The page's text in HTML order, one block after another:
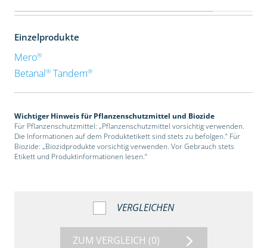
Einzelprodukte
Mero®
Betanal®Tandem®
Wichtiger Hinweis für Pflanzenschutzmittel und Biozide
Für Pflanzenschutzmittel: „Pflanzenschutzmittel vorsichtig verwenden.
Die Informationen auf dem Produktetikett sind stets zu befolgen.“ Für
Biozide: „Biozidprodukte vorsichtig verwenden. Vor Gebrauch stets
Etikett und Produktinformationen lesen.“
VERGLEICHEN
ZUM VERGLEICH (0)